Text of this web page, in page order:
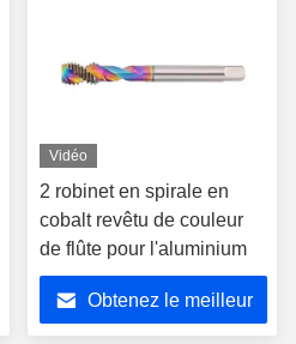
Vidéo
2 robinet en spirale en
cobalt revêtu de couleur
de flûte pour l'aluminium
Obtenez le meilleur